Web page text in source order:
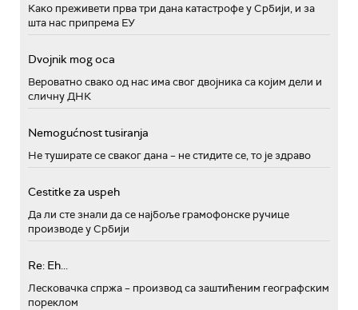
Како преживети прва три дана катастрофе у Србији, и за
шта нас припрема ЕУ
Dvojnik mog oca
Вероватно свако од нас има свог двојника са којим дели и
сличну ДНК
Nemogućnost tusiranja
Не туширате се сваког дана – не стидите се, то је здраво
Cestitke za uspeh
Да ли сте знали да се најбоље грамофонске ручице
производе у Србији
Re: Eh...
Лесковачка спржа – производ са заштићеним географским
пореклом